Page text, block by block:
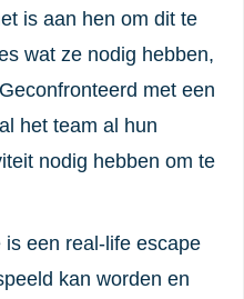
is aan hen om dit te
wat ze nodig hebben,
met een
het team al hun
nodig hebben om te
een real-life escape
kan worden en